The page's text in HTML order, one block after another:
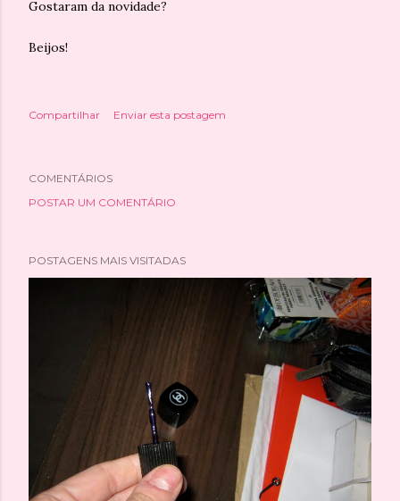
Gostaram da novidade?
Beijos!
Compartilhar Enviar esta postagem
COMENTÁRIOS
POSTAR UM COMENTÁRIO
POSTAGENS MAIS VISITADAS